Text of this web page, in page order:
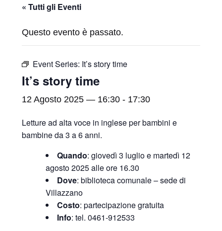
« Tutti gli Eventi
Questo evento è passato.
Event Series: It’s story time
It’s story time
12 Agosto 2025 — 16:30 - 17:30
Letture ad alta voce in inglese per bambini e
bambine da 3 a 6 anni.
Quando: giovedì 3 luglio e martedì 12
agosto 2025 alle ore 16.30
Dove: biblioteca comunale – sede di
Villazzano
Costo: partecipazione gratuita
Info: tel. 0461-912533